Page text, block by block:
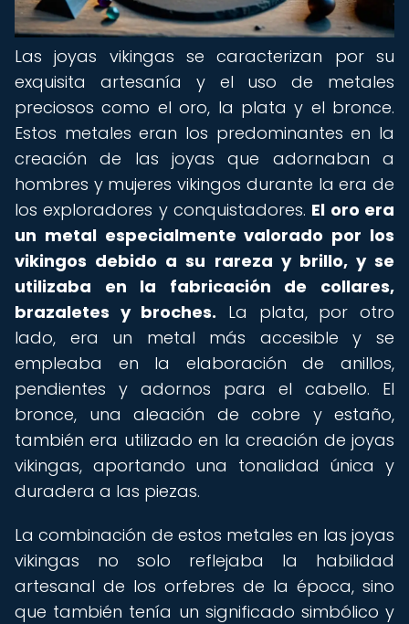
Las joyas vikingas se caracterizan por su
exquisita artesanía y el uso de metales
preciosos como el oro, la plata y el bronce.
Estos metales eran los predominantes en la
creación de las joyas que adornaban a
hombres y mujeres vikingos durante la era de
los exploradores y conquistadores. El oro era
un metal especialmente valorado por los
vikingos debido a su rareza y brillo, y se
utilizaba en la fabricación de collares,
brazaletes y broches. La plata, por otro
lado, era un metal más accesible y se
empleaba en la elaboración de anillos,
pendientes y adornos para el cabello. El
bronce, una aleación de cobre y estaño,
también era utilizado en la creación de joyas
vikingas, aportando una tonalidad única y
duradera a las piezas.
La combinación de estos metales en las joyas
vikingas no solo reflejaba la habilidad
artesanal de los orfebres de la época, sino
que también tenía un significado simbólico y